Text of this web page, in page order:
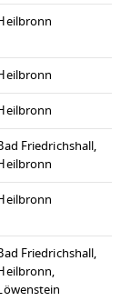
Friedrichshall,
Friedrichshall,